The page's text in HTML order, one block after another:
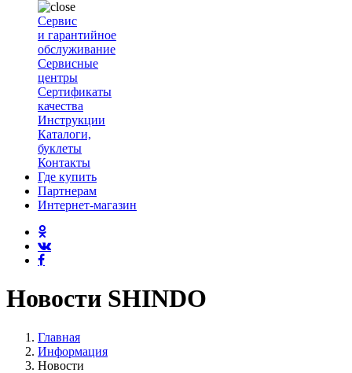
Сервис
и гарантийное
обслуживание
Сервисные
центры
Сертификаты
качества
Инструкции
Каталоги,
буклеты
Контакты
Где купить
Партнерам
Интернет-магазин
Новости SHINDO
Главная
Информация
Новости